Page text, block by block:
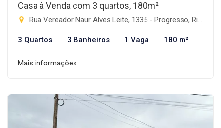
Casa à Venda com 3 quartos, 180m²
Rua Vereador Naur Alves Leite, 1335 - Progresso, Rio Brilhante-MS
3 Quartos 3 Banheiros 1 Vaga 180 m²
Mais informações